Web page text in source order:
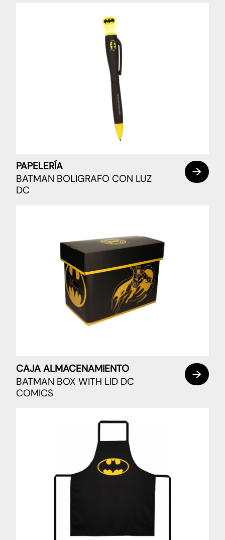
PAPELERÍA
BATMAN BOLIGRAFO CON LUZ
DC
CAJA ALMACENAMIENTO
BATMAN BOX WITH LID DC
COMICS